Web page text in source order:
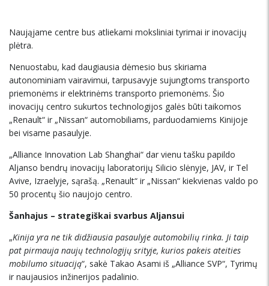
Naująjame centre bus atliekami moksliniai tyrimai ir inovacijų
plėtra.
Nenuostabu, kad daugiausia dėmesio bus skiriama
autonominiam vairavimui, tarpusavyje sujungtoms transporto
priemonėms ir elektrinėms transporto priemonėms. Šio
inovacijų centro sukurtos technologijos galės būti taikomos
„Renault“ ir „Nissan“ automobiliams, parduodamiems Kinijoje
bei visame pasaulyje.
„Alliance Innovation Lab Shanghai“ dar vienu tašku papildo
Aljanso bendrų inovacijų laboratorijų Silicio slėnyje, JAV, ir Tel
Avive, Izraelyje, sąrašą. „Renault“ ir „Nissan“ kiekvienas valdo po
50 procentų šio naujojo centro.
Šanhajus – strategiškai svarbus Aljansui
„Kinija yra ne tik didžiausia pasaulyje automobilių rinka. Ji taip
pat pirmauja naujų technologijų srityje, kurios pakeis ateities
mobilumo situaciją“, sakė Takao Asami iš „Alliance SVP“, Tyrimų
ir naujausios inžinerijos padalinio.